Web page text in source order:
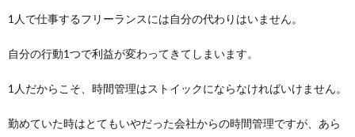
1人で仕事するフリーランスには自分の代わりはいません。
自分の行動1つで利益が変わってきてしまいます。
1人だからこそ、時間管理はストイックにならなければいけません。
勤めていた時はとてもいやだった会社からの時間管理ですが、あら